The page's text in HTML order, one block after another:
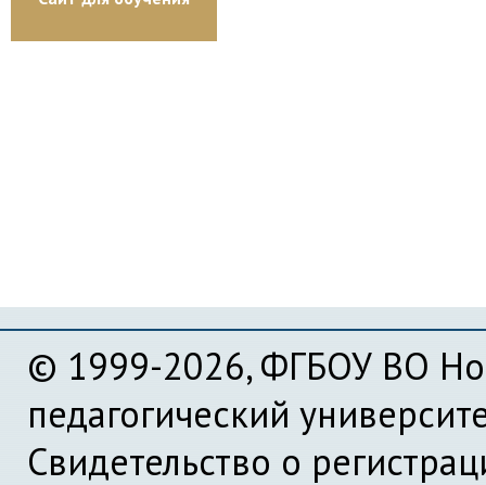
© 1999-2026, ФГБОУ ВО
педагогический
Свидетельство о